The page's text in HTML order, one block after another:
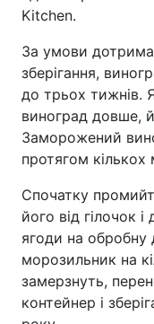
Kitchen.
За умови
зберігання,
до трьох тижнів.
виноград довше,
Заморожений
протягом кількох
Спочатку
його від гілочок
ягоди на обробну
морозильник на
замерзнуть,
контейнер і